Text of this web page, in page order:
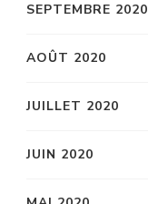
SEPTEMBRE 2020
AOÛT 2020
JUILLET 2020
JUIN 2020